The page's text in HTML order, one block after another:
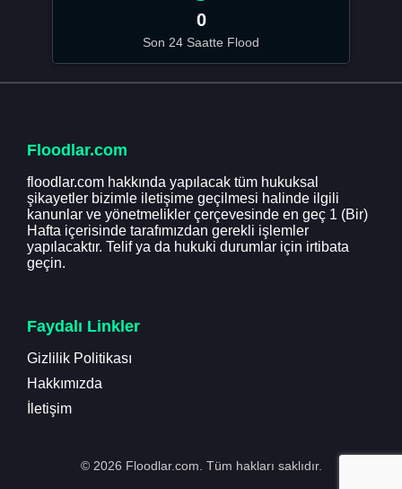
0
Son 24 Saatte Flood
Floodlar.com
floodlar.com hakkında yapılacak tüm hukuksal
şikayetler bizimle iletişime geçilmesi halinde ilgili
kanunlar ve yönetmelikler çerçevesinde en geç 1 (Bir)
Hafta içerisinde tarafımızdan gerekli işlemler
yapılacaktır. Telif ya da hukuki durumlar için irtibata
geçin.
Faydalı Linkler
Gizlilik Politikası
Hakkımızda
İletişim
© 2026 Floodlar.com. Tüm hakları saklıdır.